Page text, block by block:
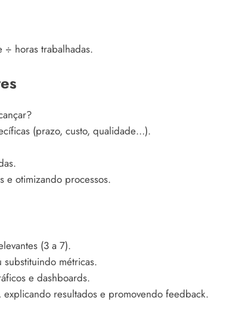
horas trabalhadas.
(prazo, custo, qualidade…).
e otimizando processos.
(3 a 7).
substituindo métricas.
e dashboards.
resultados e promovendo feedback.